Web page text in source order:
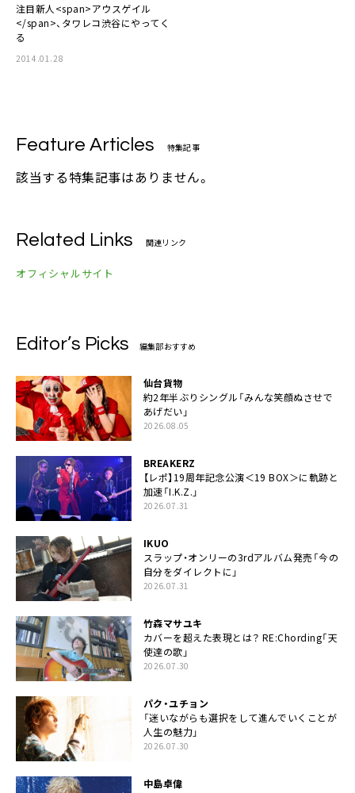
注目新人<span>アウスゲイル
</span>、タワレコ渋谷にやってく
る
2014.01.28
Feature Articles 特集記事
該当する特集記事はありません。
Related Links 関連リンク
オフィシャルサイト
Editor’s Picks 編集部おすすめ
仙台貨物
約2年半ぶりシングル「みんな笑顔ぬさせで
あげだい」
2026.08.05
BREAKERZ
【レポ】19周年記念公演＜19 BOX＞に軌跡と
加速「I.K.Z.」
2026.07.31
IKUO
スラップ・オンリーの3rdアルバム発売「今の
自分をダイレクトに」
2026.07.31
竹森マサユキ
カバーを超えた表現とは？ RE:Chording「天
使達の歌」
2026.07.30
パク・ユチョン
「迷いながらも選択をして進んでいくことが
人生の魅力」
2026.07.30
中島卓偉